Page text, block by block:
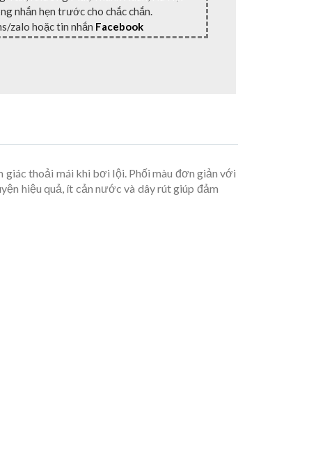
nhắn hẹn trước cho chắc chắn.
zalo hoặc tin nhắn Facebook
giác thoải mái khi bơi lội. Phối màu đơn giản với
hiệu quả, ít cản nước và dây rút giúp đảm